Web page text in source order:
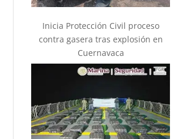
Inicia Protección Civil proceso
contra gasera tras explosión en
Cuernavaca